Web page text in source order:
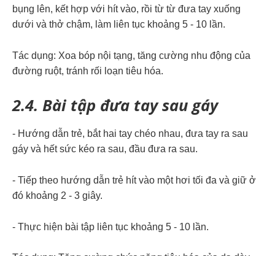
bụng lên, kết hợp với hít vào, rồi từ từ đưa tay xuống
dưới và thở chậm, làm liên tục khoảng 5 - 10 lần.
Tác dụng: Xoa bóp nội tạng, tăng cường nhu động của
đường ruột, tránh rối loạn tiêu hóa.
2.4. Bài tập đưa tay sau gáy
- Hướng dẫn trẻ, bắt hai tay chéo nhau, đưa tay ra sau
gáy và hết sức kéo ra sau, đầu đưa ra sau.
- Tiếp theo hướng dẫn trẻ hít vào một hơi tối đa và giữ ở
đó khoảng 2 - 3 giây.
- Thực hiện bài tập liên tục khoảng 5 - 10 lần.